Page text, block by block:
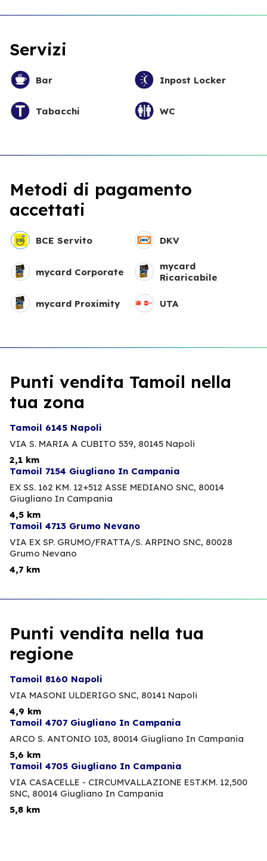
Servizi
Bar Inpost Locker
Tabacchi WC
Metodi di pagamento
accettati
BCE Servito DKV
mycard Corporate
mycard
Ricaricabile
mycard Proximity UTA
Punti vendita Tamoil nella
tua zona
Tamoil 6145 Napoli
VIA S. MARIA A CUBITO 539, 80145 Napoli
2,1 km
Tamoil 7154 Giugliano In Campania
EX SS. 162 KM. 12+512 ASSE MEDIANO SNC, 80014
Giugliano In Campania
4,5 km
Tamoil 4713 Grumo Nevano
VIA EX SP. GRUMO/FRATTA/S. ARPINO SNC, 80028
Grumo Nevano
4,7 km
Punti vendita nella tua
regione
Tamoil 8160 Napoli
VIA MASONI ULDERIGO SNC, 80141 Napoli
4,9 km
Tamoil 4707 Giugliano In Campania
ARCO S. ANTONIO 103, 80014 Giugliano In Campania
5,6 km
Tamoil 4705 Giugliano In Campania
VIA CASACELLE - CIRCUMVALLAZIONE EST.KM. 12,500
SNC, 80014 Giugliano In Campania
5,8 km